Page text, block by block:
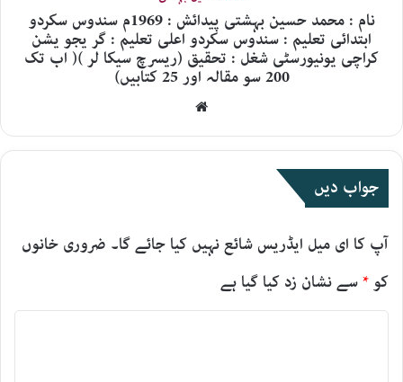
نام : محمد حسین بہشتی پیدائش : 1969م سندوس سکردو
ابتدائی تعلیم : سندوس سکردو اعلی تعلیم : گر یجو یشن
کراچی یونیورسٹی شغل : تحقیق (ریسرچ سیکا لر )( اب تک
200 سو مقالہ اور 25 کتابیں)
جواب دیں
آپ کا ای میل ایڈریس شائع نہیں کیا جائے گا۔ ضروری خانوں
کو *سے نشان زد کیا گیا ہے